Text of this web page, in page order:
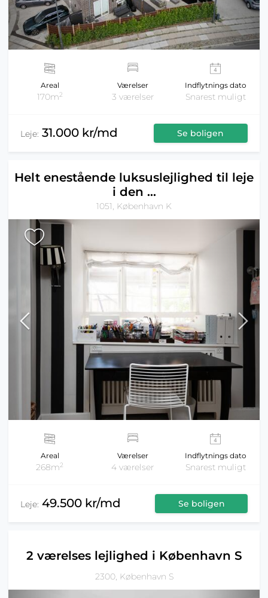
Areal
170m2
Værelser
3 værelser
Indflytnings dato
Snarest muligt
Leje: 31.000 kr/md Se boligen
Helt enestående luksuslejlighed til leje
i den ...
1051, København K
Areal
268m2
Værelser
4 værelser
Indflytnings dato
Snarest muligt
Leje: 49.500 kr/md Se boligen
2 værelses lejlighed i København S
2300, København S